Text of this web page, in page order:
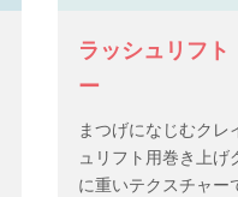
ラッシュリフ
ー
まつげになじむクレ
ュリフト用巻き上
に重いテクスチャー